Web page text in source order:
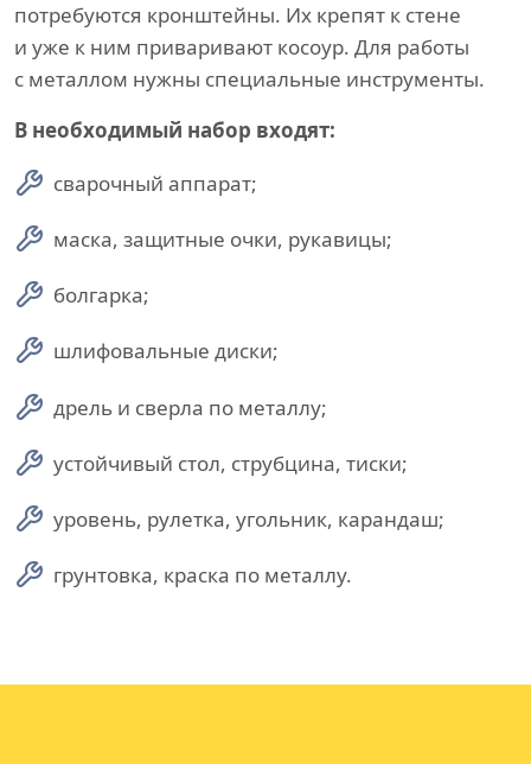
потребуются кронштейны. Их крепят к стене
и уже к ним приваривают косоур. Для работы
с металлом нужны специальные инструменты.
В необходимый набор входят:
сварочный аппарат;
маска, защитные очки, рукавицы;
болгарка;
шлифовальные диски;
дрель и сверла по металлу;
устойчивый стол, струбцина, тиски;
уровень, рулетка, угольник, карандаш;
грунтовка, краска по металлу.